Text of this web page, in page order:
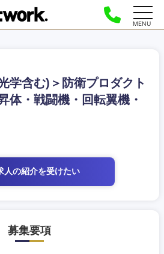
MENU
学含む)＞防衛プロダクト
体・戦闘機・回転翼機・
人の紹介を受けたい
募集要項